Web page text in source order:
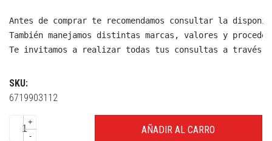
Antes de comprar te recomendamos consultar la
También manejamos distintas marcas, valores y
Te invitamos a realizar todas tus consultas a través
SKU:
6719903112
+
-